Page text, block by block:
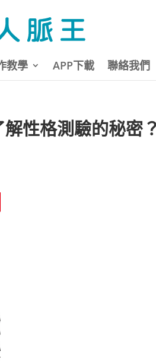
教學 APP下載 聯絡我們
性格測驗的秘密